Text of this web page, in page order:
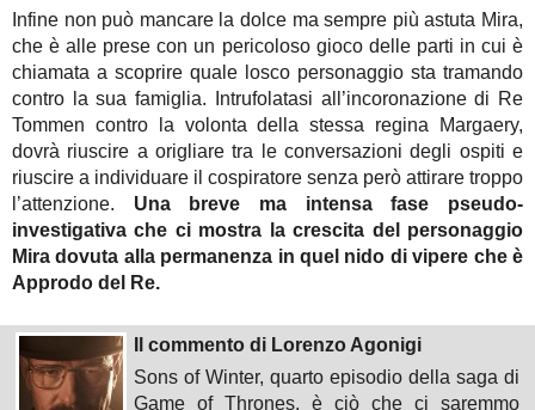
Infine non può mancare la dolce ma sempre più astuta Mira,
che è alle prese con un pericoloso gioco delle parti in cui è
chiamata a scoprire quale losco personaggio sta tramando
contro la sua famiglia. Intrufolatasi all’incoronazione di Re
Tommen contro la volonta della stessa regina Margaery,
dovrà riuscire a origliare tra le conversazioni degli ospiti e
riuscire a individuare il cospiratore senza però attirare troppo
l’attenzione. Una breve ma intensa fase pseudo-
investigativa che ci mostra la crescita del personaggio
Mira dovuta alla permanenza in quel nido di vipere che è
Approdo del Re.
Il commento di Lorenzo Agonigi
Sons of Winter, quarto episodio della saga di
Game of Thrones, è ciò che ci saremmo